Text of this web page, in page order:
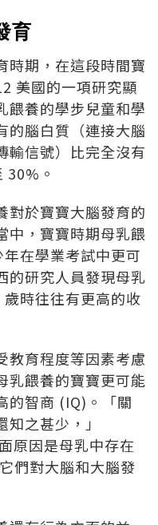
育
時期，在這段時間寶
美國的一項研究顯
餵養的學步兒童和學
的腦白質（連接大腦
輸信號）比完全沒有
30%。
對於寶寶大腦發育的
中，寶寶時期母乳餵
在學業考試中更可
的研究人員發現母乳
時往往有更高的收
教育程度等因素考慮
乳餵養的寶寶更可能
的智商 (IQ)。「關
之甚少，」
原因是母乳中存在
們對大腦和大腦發